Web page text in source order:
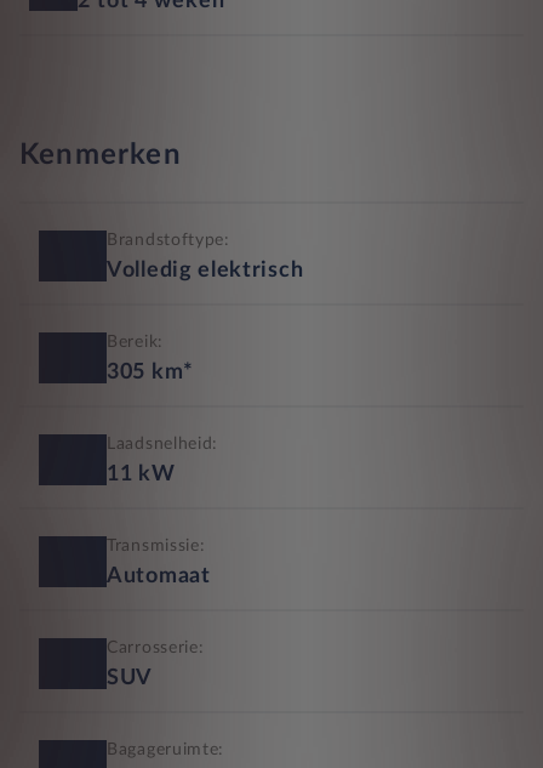
Kenmerken
Brandstoftype:
Volledig elektrisch
Bereik:
305 km*
Laadsnelheid:
11 kW
Transmissie:
Automaat
Carrosserie:
SUV
Bagageruimte: